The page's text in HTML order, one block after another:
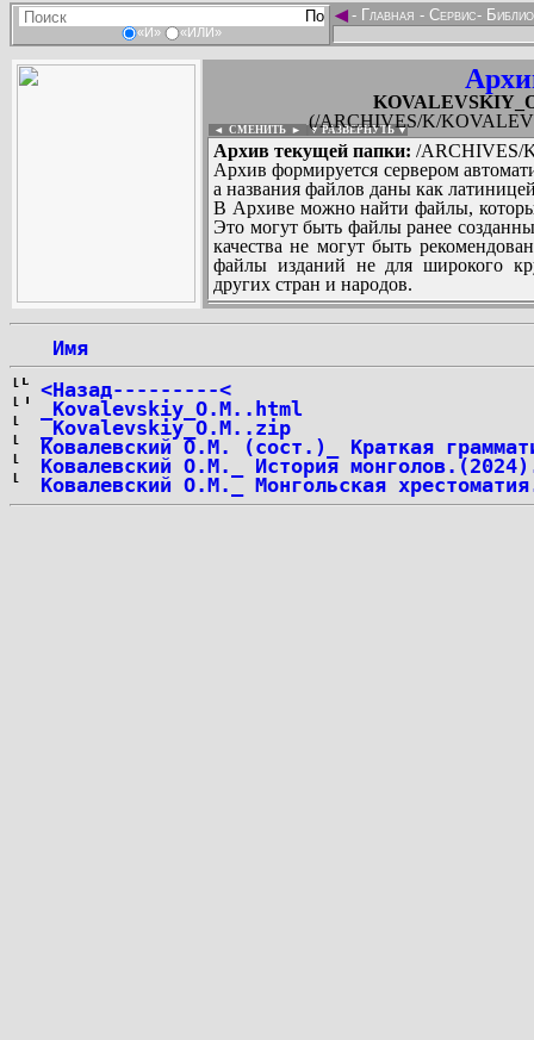
«И» «ИЛИ»
◄- Главная - Сервис-
(/ARCHIVES/K/
◄ СМЕНИТЬ ► ▼ РАЗВЕРНУТЬ ▼
Архив текущей папки: /ARCHIVES/
Архив формируется сервером
а названия файлов даны как
В Архиве можно найти файлы,
Это могут быть файлы ранее
качества не могут быть
файлы изданий не для широкого
других стран и народов.
Имя
<Назад---------<
_Kovalevskiy_O.M..html
_Kovalevskiy_O.M..zip
Ковалевский О.М. (сост.)_ Краткая
Ковалевский О.М._ История
Ковалевский О.М._ Монгольская